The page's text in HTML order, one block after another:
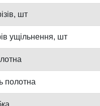
шт
ущільнення, шт
полотна